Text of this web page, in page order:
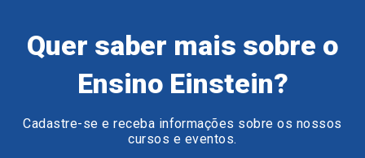
Quer saber mais sobre o
Ensino Einstein?
Cadastre-se e receba informações sobre os nossos
cursos e eventos.